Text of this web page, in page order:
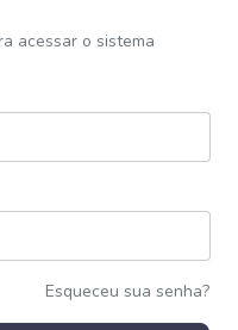
acessar o sistema
Esqueceu sua senha?